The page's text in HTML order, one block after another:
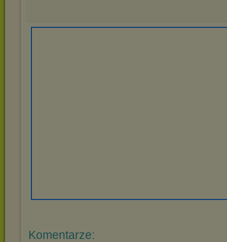
Komentarze: